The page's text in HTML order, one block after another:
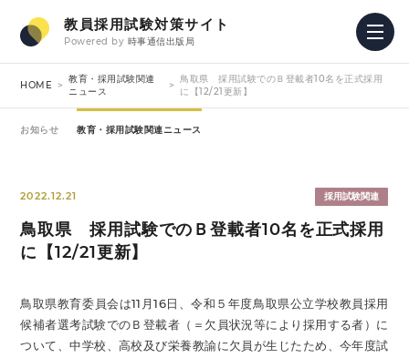
教員採用試験対策サイト
Powered by 時事通信出版局
HOME
教育・採用試験関連
ニュース
鳥取県 採用試験でのＢ登載者10名を正式採用
に【12/21更新】
お知らせ 教育・採用試験関連ニュース
2022.12.21 採用試験関連
鳥取県 採用試験でのＢ登載者10名を正式採用
に【12/21更新】
鳥取県教育委員会は11月16日、令和５年度鳥取県公立学校教員採用
候補者選考試験でのＢ登載者（＝欠員状況等により採用する者）に
ついて、中学校、高校及び栄養教諭に欠員が生じたため、今年度試